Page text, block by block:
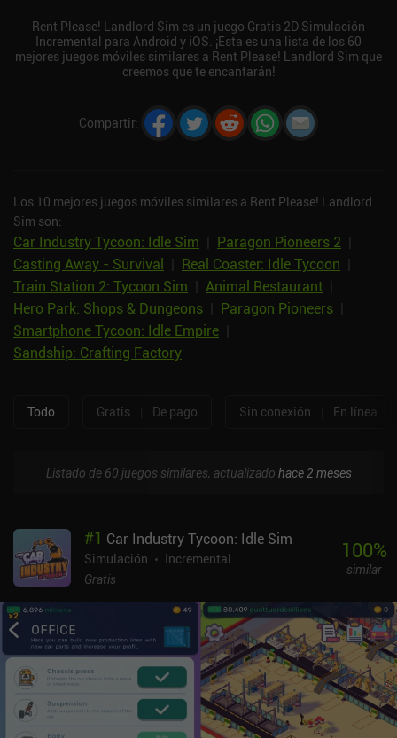
Rent Please! Landlord Sim es un juego Gratis 2D Simulación
Incremental para Android y iOS. ¡Esta es una lista de los 60
mejores juegos móviles similares a Rent Please! Landlord Sim que
creemos que te encantarán!
Compartir:
Los 10 mejores juegos móviles similares a Rent Please! Landlord
Sim son:
Car Industry Tycoon: Idle Sim Paragon Pioneers 2
Casting Away - Survival
Real Coaster: Idle Tycoon
Train Station 2: Tycoon Sim
Animal Restaurant
Hero Park: Shops & Dungeons
Paragon Pioneers
Smartphone Tycoon: Idle Empire
Sandship: Crafting Factory
Todo Gratis De pago Sin conexión En línea
Listado de 60 juegos similares, actualizado hace 2 meses
#1 Car Industry Tycoon: Idle Sim
Simulación
Incremental
Gratis
100%
similar